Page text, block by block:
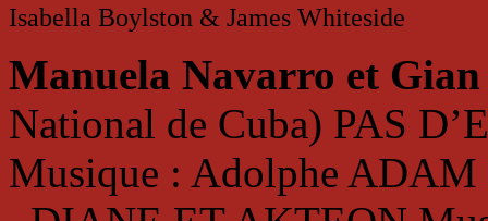
Isabella Boylston & James Whiteside
Manuela Navarro et
National de Cuba) PAS
Musique : Adolphe